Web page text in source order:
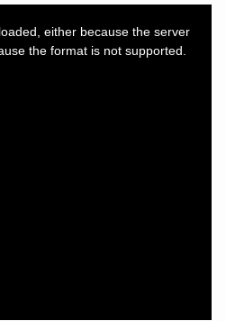
either because the server
the format is not supported.